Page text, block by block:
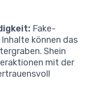
Fake-
können das
Shein
mit der